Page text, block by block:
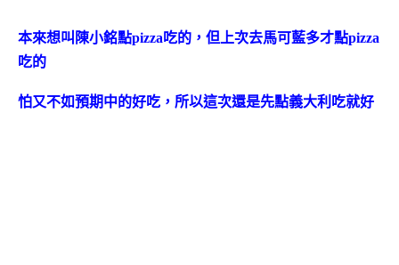
本來想叫陳小銘點pizza吃的，但上次去馬可藍多才點pizza
吃的
怕又不如預期中的好吃，所以這次還是先點義大利吃就好